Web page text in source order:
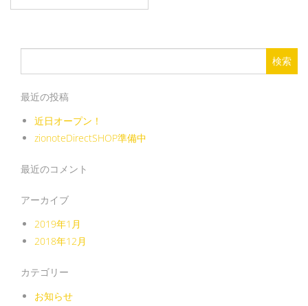
格
¥10,800
こ
商
複
数
バ
ー
シ
索:
最近の投稿
近日オープン！
zionoteDirectSHOP準備中
最近のコメント
アーカイブ
2019年1月
2018年12月
カテゴリー
お知らせ